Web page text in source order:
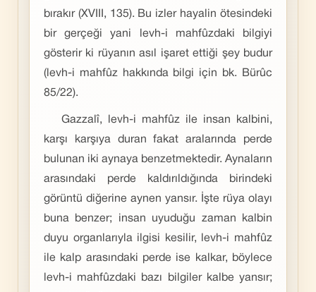
bırakır (XVIII, 135). Bu izler hayalin ötesindeki
bir gerçeği yani levh-i mahfûzdaki bilgiyi
gösterir ki rüyanın asıl işaret ettiği şey budur
(levh-i mahfûz hakkında bilgi için bk. Bürûc
85/22).
Gazzalî, levh-i mahfûz ile insan kalbini,
karşı karşıya duran fakat aralarında perde
bulunan iki aynaya benzetmektedir. Aynaların
arasındaki perde kaldırıldığında birindeki
görüntü diğerine aynen yansır. İşte rüya olayı
buna benzer; insan uyuduğu zaman kalbin
duyu organlarıyla ilgisi kesilir, levh-i mahfûz
ile kalp arasındaki perde ise kalkar, böylece
levh-i mahfûzdaki bazı bilgiler kalbe yansır;